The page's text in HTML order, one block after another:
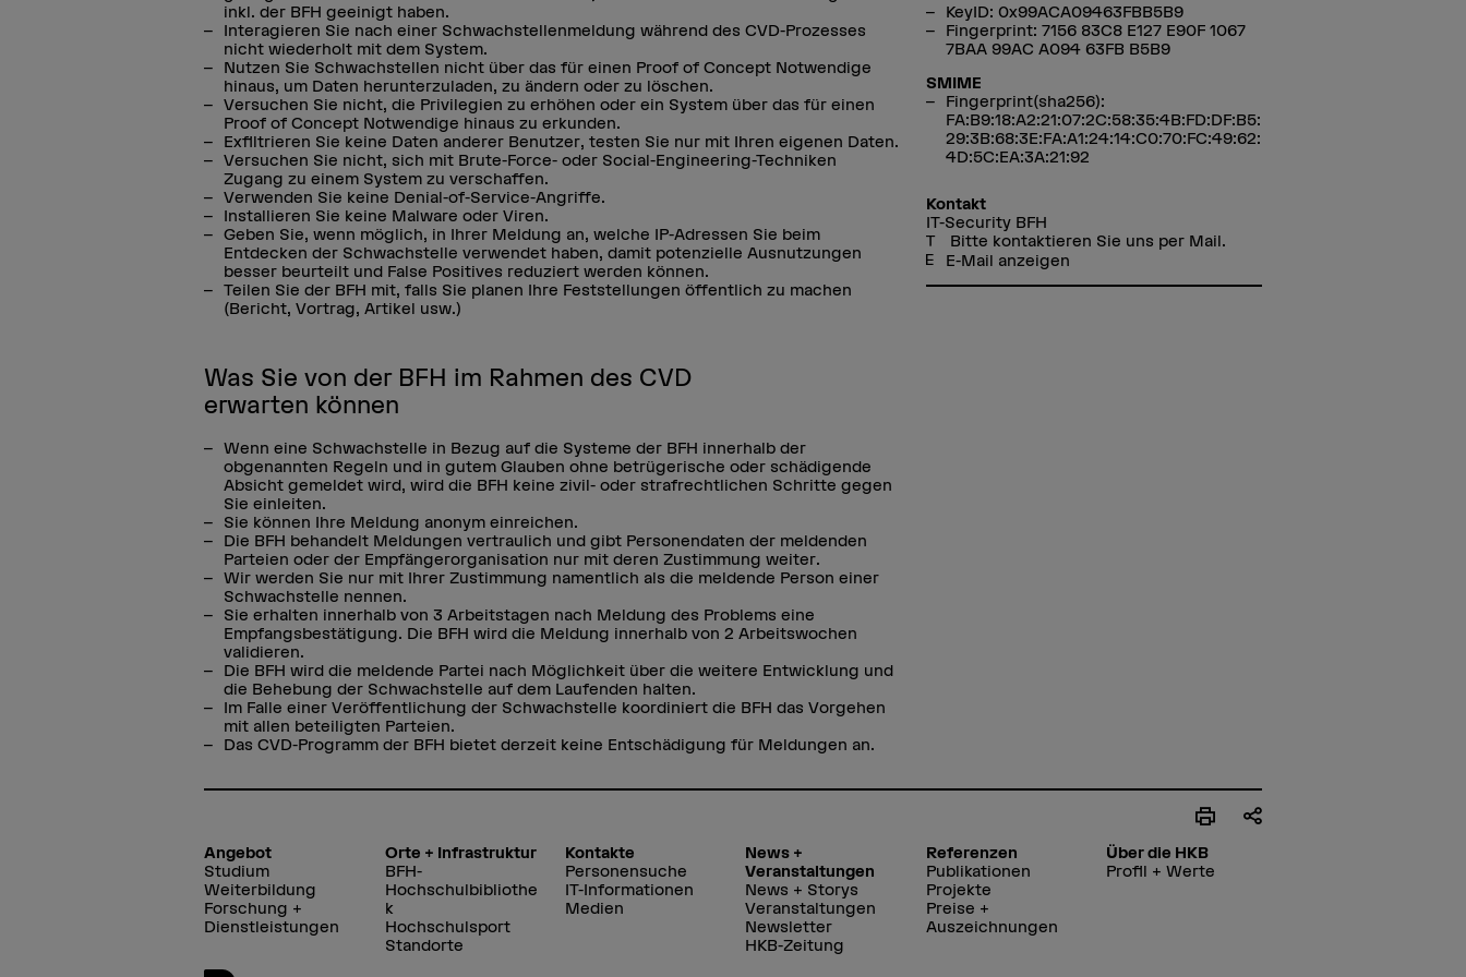
inkl. der BFH geeinigt haben.
Interagieren Sie nach einer Schwachstellenmeldung während des CVD-Prozesses
nicht wiederholt mit dem System.
Nutzen Sie Schwachstellen nicht über das für einen Proof of Concept Notwendige
hinaus, um Daten herunterzuladen, zu ändern oder zu löschen.
Versuchen Sie nicht, die Privilegien zu erhöhen oder ein System über das für einen
Proof of Concept Notwendige hinaus zu erkunden.
Exfiltrieren Sie keine Daten anderer Benutzer, testen Sie nur mit Ihren eigenen Daten.
Versuchen Sie nicht, sich mit Brute-Force- oder Social-Engineering-Techniken
Zugang zu einem System zu verschaffen.
Verwenden Sie keine Denial-of-Service-Angriffe.
Installieren Sie keine Malware oder Viren.
Geben Sie, wenn möglich, in Ihrer Meldung an, welche IP-Adressen Sie beim
Entdecken der Schwachstelle verwendet haben, damit potenzielle Ausnutzungen
besser beurteilt und False Positives reduziert werden können.
Teilen Sie der BFH mit, falls Sie planen Ihre Feststellungen öffentlich zu machen
(Bericht, Vortrag, Artikel usw.)
Was Sie von der BFH im Rahmen des CVD
erwarten können
Wenn eine Schwachstelle in Bezug auf die Systeme der BFH innerhalb der
obgenannten Regeln und in gutem Glauben ohne betrügerische oder schädigende
Absicht gemeldet wird, wird die BFH keine zivil- oder strafrechtlichen Schritte gegen
Sie einleiten.
Sie können Ihre Meldung anonym einreichen.
Die BFH behandelt Meldungen vertraulich und gibt Personendaten der meldenden
Parteien oder der Empfängerorganisation nur mit deren Zustimmung weiter.
Wir werden Sie nur mit Ihrer Zustimmung namentlich als die meldende Person einer
Schwachstelle nennen.
Sie erhalten innerhalb von 3 Arbeitstagen nach Meldung des Problems eine
Empfangsbestätigung. Die BFH wird die Meldung innerhalb von 2 Arbeitswochen
validieren.
Die BFH wird die meldende Partei nach Möglichkeit über die weitere Entwicklung und
die Behebung der Schwachstelle auf dem Laufenden halten.
Im Falle einer Veröffentlichung der Schwachstelle koordiniert die BFH das Vorgehen
mit allen beteiligten Parteien.
Das CVD-Programm der BFH bietet derzeit keine Entschädigung für Meldungen an.
KeyID: 0x99ACA09463FBB5B9
Fingerprint: 7156 83C8 E127 E90F 1067
7BAA 99AC A094 63FB B5B9
SMIME
Fingerprint(sha256):
FA:B9:18:A2:21:07:2C:58:35:4B:FD:DF:B5:
29:3B:68:3E:FA:A1:24:14:C0:70:FC:49:62:
4D:5C:EA:3A:21:92
Kontakt
IT-Security BFH
Bitte kontaktieren Sie uns per Mail.
E-Mail anzeigen
Angebot
Studium
Weiterbildung
Forschung +
Dienstleistungen
Orte + Infrastruktur
BFH-
Hochschulbibliothe
k
Hochschulsport
Standorte
Kontakte
Personensuche
IT-Informationen
Medien
News +
Veranstaltungen
News + Storys
Veranstaltungen
Newsletter
HKB-Zeitung
Referenzen
Publikationen
Projekte
Preise +
Auszeichnungen
Über die HKB
Profil + Werte